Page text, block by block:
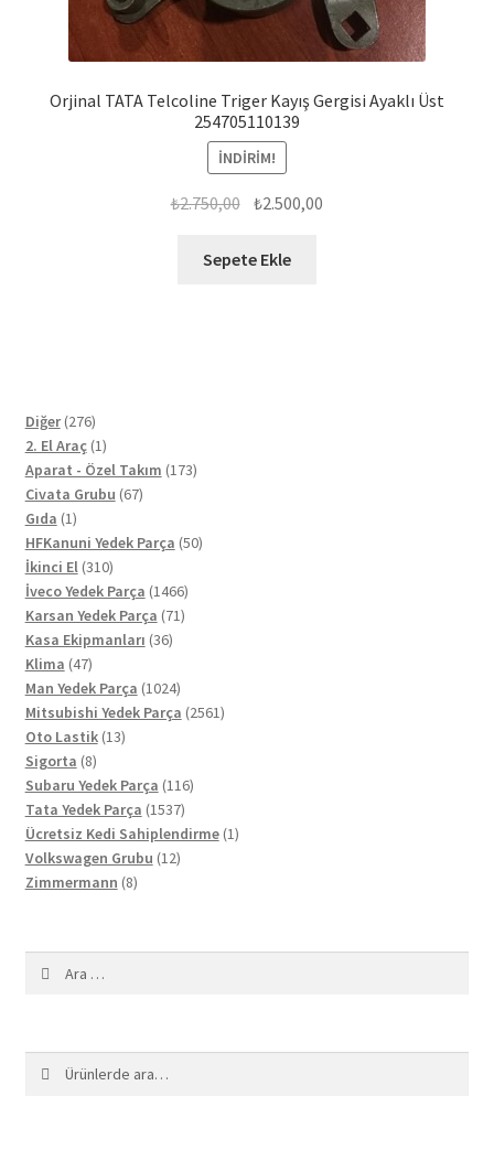
Orjinal TATA Telcoline Triger Kayış Gergisi Ayaklı Üst
254705110139
İNDIRIM!
₺2.750,00 Orijinal
₺2.750,00.
₺2.500,00
Sepete Ekle
Diğer 276276
ürün
2. El Araç 11
ürün
Aparat - Özel Takım 173173
Civata Grubu 6767
Gıda 11
ürün
HFKanuni Yedek Parça 5050
İkinci El 310310
ürün
İveco Yedek Parça 14661466
ürün
Karsan Yedek Parça 7171
Kasa Ekipmanları 3636
Klima 4747
ürün
Man Yedek Parça 10241024
ürün
Mitsubishi Yedek Parça 25612561
Oto Lastik 1313
Sigorta 88
ürün
Subaru Yedek Parça 116116
Tata Yedek Parça 15371537
ürün
Ücretsiz Kedi Sahiplendirme 11
Volkswagen Grubu 1212
Zimmermann 88